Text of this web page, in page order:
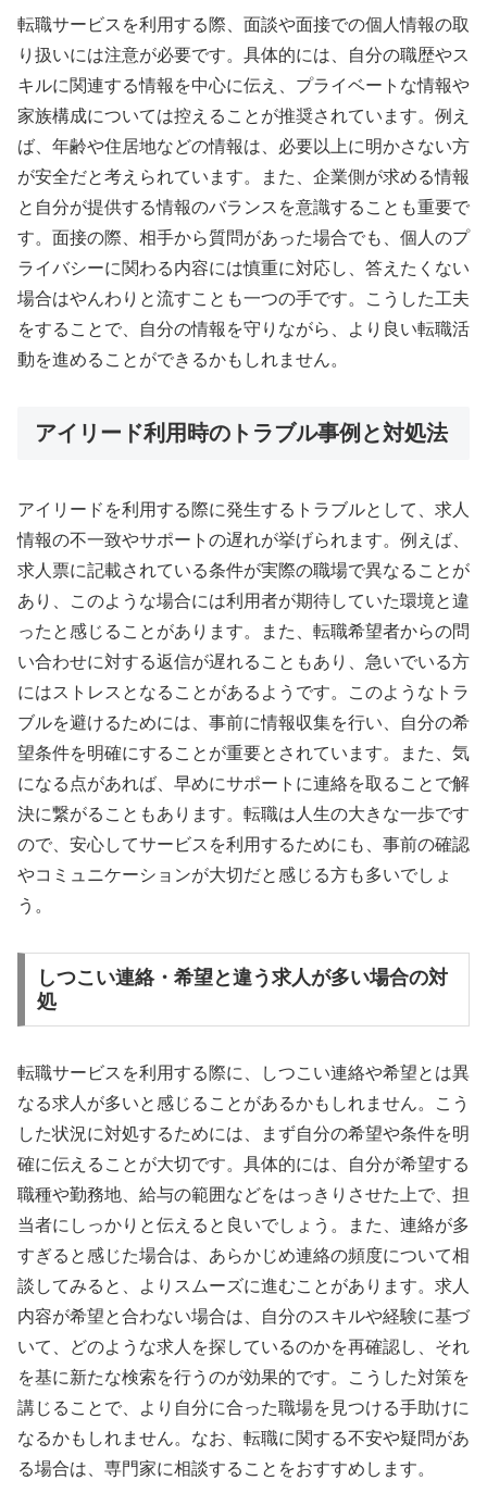
転職サービスを利用する際、面談や面接での個人情報の取
り扱いには注意が必要です。具体的には、自分の職歴やス
キルに関連する情報を中心に伝え、プライベートな情報や
家族構成については控えることが推奨されています。例え
ば、年齢や住居地などの情報は、必要以上に明かさない方
が安全だと考えられています。また、企業側が求める情報
と自分が提供する情報のバランスを意識することも重要で
す。面接の際、相手から質問があった場合でも、個人のプ
ライバシーに関わる内容には慎重に対応し、答えたくない
場合はやんわりと流すことも一つの手です。こうした工夫
をすることで、自分の情報を守りながら、より良い転職活
動を進めることができるかもしれません。
アイリード利用時のトラブル事例と対処法
アイリードを利用する際に発生するトラブルとして、求人
情報の不一致やサポートの遅れが挙げられます。例えば、
求人票に記載されている条件が実際の職場で異なることが
あり、このような場合には利用者が期待していた環境と違
ったと感じることがあります。また、転職希望者からの問
い合わせに対する返信が遅れることもあり、急いでいる方
にはストレスとなることがあるようです。このようなトラ
ブルを避けるためには、事前に情報収集を行い、自分の希
望条件を明確にすることが重要とされています。また、気
になる点があれば、早めにサポートに連絡を取ることで解
決に繋がることもあります。転職は人生の大きな一歩です
ので、安心してサービスを利用するためにも、事前の確認
やコミュニケーションが大切だと感じる方も多いでしょ
う。
しつこい連絡・希望と違う求人が多い場合の対
処
転職サービスを利用する際に、しつこい連絡や希望とは異
なる求人が多いと感じることがあるかもしれません。こう
した状況に対処するためには、まず自分の希望や条件を明
確に伝えることが大切です。具体的には、自分が希望する
職種や勤務地、給与の範囲などをはっきりさせた上で、担
当者にしっかりと伝えると良いでしょう。また、連絡が多
すぎると感じた場合は、あらかじめ連絡の頻度について相
談してみると、よりスムーズに進むことがあります。求人
内容が希望と合わない場合は、自分のスキルや経験に基づ
いて、どのような求人を探しているのかを再確認し、それ
を基に新たな検索を行うのが効果的です。こうした対策を
講じることで、より自分に合った職場を見つける手助けに
なるかもしれません。なお、転職に関する不安や疑問があ
る場合は、専門家に相談することをおすすめします。